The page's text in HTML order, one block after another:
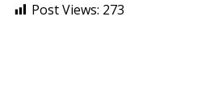
Post Views: 273